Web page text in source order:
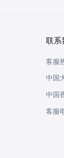
联系
客服
中国
中国
客服